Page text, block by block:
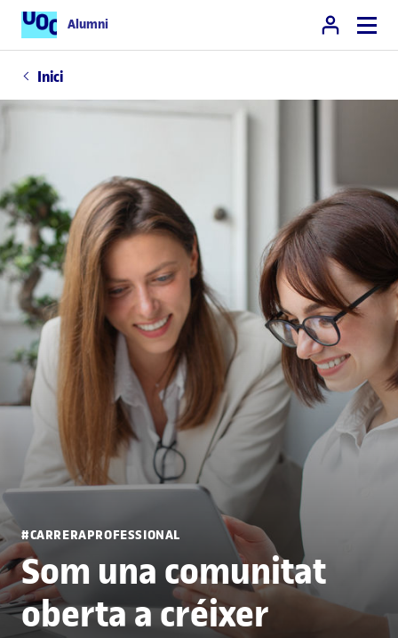
Alumni
Inici
#CARRERAPROFESSIONAL
Som una comunitat
oberta a créixer